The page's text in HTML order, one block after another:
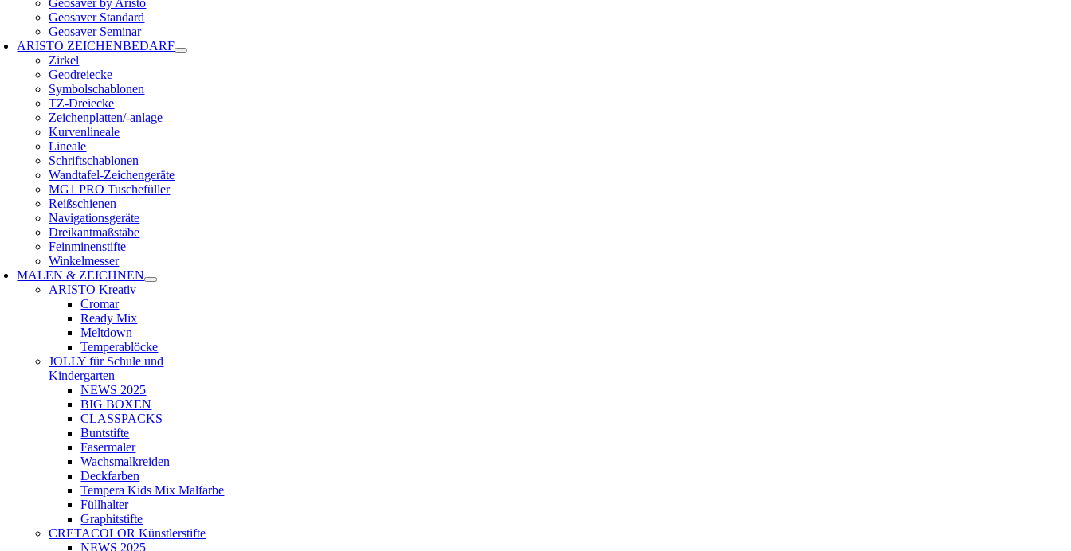
Geosaver by Aristo
Geosaver Standard
Geosaver Seminar
ARISTO ZEICHENBEDARF
Zirkel
Geodreiecke
Symbolschablonen
TZ-Dreiecke
Zeichenplatten/-anlage
Kurvenlineale
Lineale
Schriftschablonen
Wandtafel-Zeichengeräte
MG1 PRO Tuschefüller
Reißschienen
Navigationsgeräte
Dreikantmaßstäbe
Feinminenstifte
Winkelmesser
MALEN & ZEICHNEN
ARISTO Kreativ
Cromar
Ready Mix
Meltdown
Temperablöcke
JOLLY für Schule und
Kindergarten
NEWS 2025
BIG BOXEN
CLASSPACKS
Buntstifte
Fasermaler
Wachsmalkreiden
Deckfarben
Tempera Kids Mix Malfarbe
Füllhalter
Graphitstifte
CRETACOLOR Künstlerstifte
NEWS 2025